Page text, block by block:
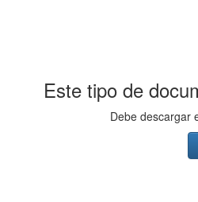
Este tipo de
Debe descargar